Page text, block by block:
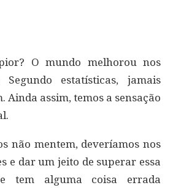
O mundo melhorou nos
estatísticas, jamais
Ainda assim, temos a sensação
não mentem, deveríamos nos
e dar um jeito de superar essa
tem alguma coisa errada